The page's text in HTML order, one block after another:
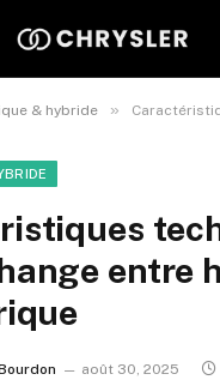
& hybride » Caractéristiques techniques
entre
août 30, 2025